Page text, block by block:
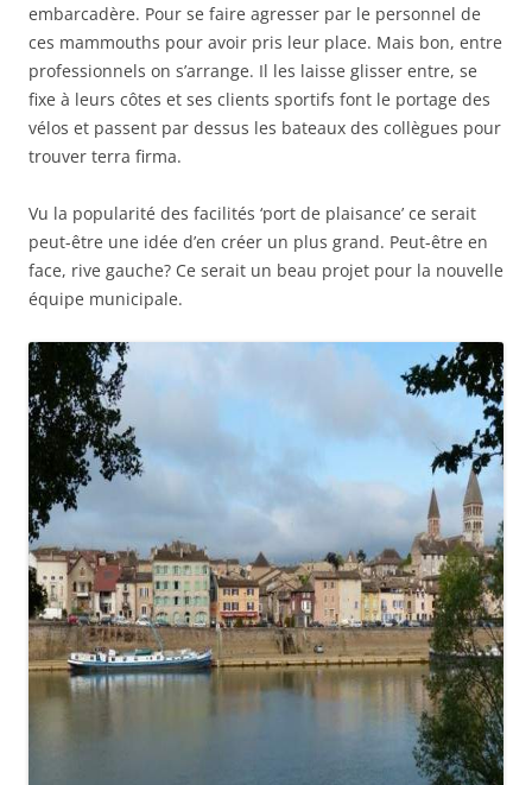
embarcadère. Pour se faire agresser par le personnel de
ces mammouths pour avoir pris leur place. Mais bon, entre
professionnels on s’arrange. Il les laisse glisser entre, se
fixe à leurs côtes et ses clients sportifs font le portage des
vélos et passent par dessus les bateaux des collègues pour
trouver terra firma.
Vu la popularité des facilités ‘port de plaisance’ ce serait
peut-être une idée d’en créer un plus grand. Peut-être en
face, rive gauche? Ce serait un beau projet pour la nouvelle
équipe municipale.